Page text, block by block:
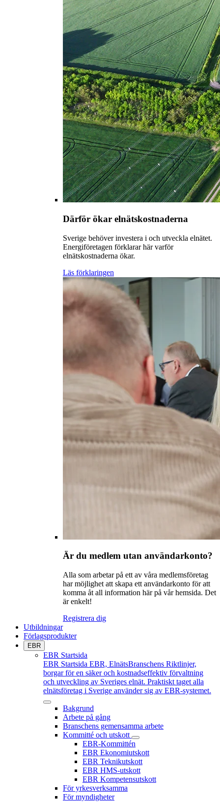
Därför ökar elnätskostnaderna
Sverige behöver investera i och utveckla elnätet.
Energiföretagen förklarar här varför
elnätskostnaderna ökar.
Läs förklaringen
Är du medlem utan användarkonto?
Alla som arbetar på ett av våra medlemsföretag
har möjlighet att skapa ett användarkonto för att
komma åt all information här på vår hemsida. Det
är enkelt!
Registrera dig
Utbildningar
Förlagsprodukter
EBR
EBR Startsida
EBR Startsida EBR, ElnätsBranschens Riktlinjer,
borgar för en säker och kostnadseffektiv förvaltning
och utveckling av Sveriges elnät. Praktiskt taget alla
elnätsföretag i Sverige använder sig av EBR-systemet.
Bakgrund
Arbete på gång
Branschens gemensamma arbete
Kommitté och utskott
EBR-Kommittén
EBR Ekonomiutskott
EBR Teknikutskott
EBR HMS-utskott
EBR Kompetensutskott
För yrkesverksamma
För myndigheter